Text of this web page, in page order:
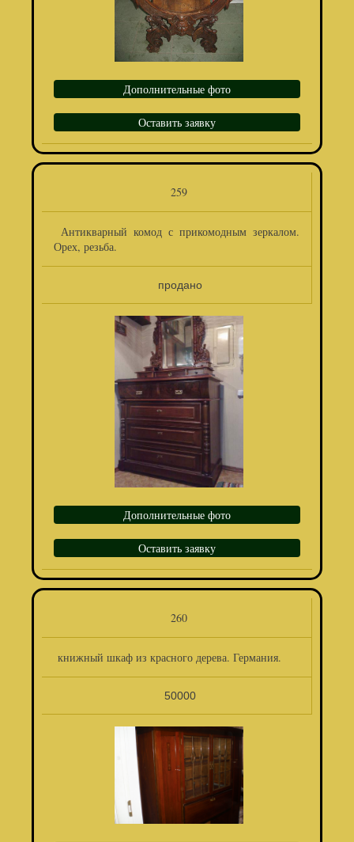
Дополнительные фото
Оставить заявку
259
Антикварный комод с прикомодным зеркалом.
Орех, резьба.
продано
Дополнительные фото
Оставить заявку
260
книжный шкаф из красного дерева. Германия.
50000